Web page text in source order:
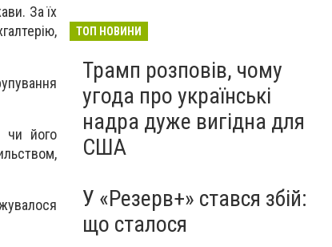
За їх
чи його
тривалого стресу: які
симптоми не варто
списувати на втому
НОВИНИ КОМПАНІЙ
4 серпня
ТОП НОВИНИ
Трамп розповів, чому
угода про українські
надра дуже вигідна для
США
У «Резерв+» стався збій:
що сталося